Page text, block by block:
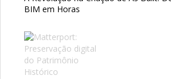
BIM em Horas